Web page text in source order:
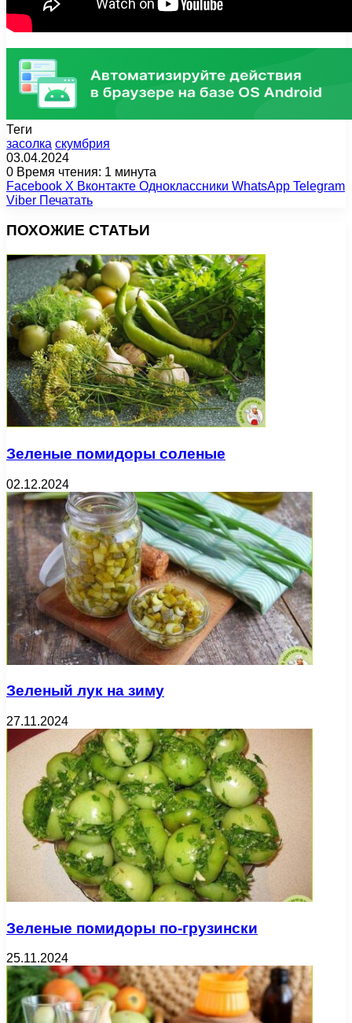
Теги
засолка скумбрия
03.04.2024
0 Время чтения: 1 минута
Facebook X Вконтакте Одноклассники WhatsApp Telegram
Viber Печатать
ПОХОЖИЕ СТАТЬИ
Зеленые помидоры соленые
02.12.2024
Зеленый лук на зиму
27.11.2024
Зеленые помидоры по-грузински
25.11.2024